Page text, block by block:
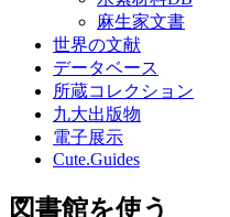
麻生家文書
世界の文献
データベース
所蔵コレクション
九大出版物
電子展示
Cute.Guides
図書館を使う